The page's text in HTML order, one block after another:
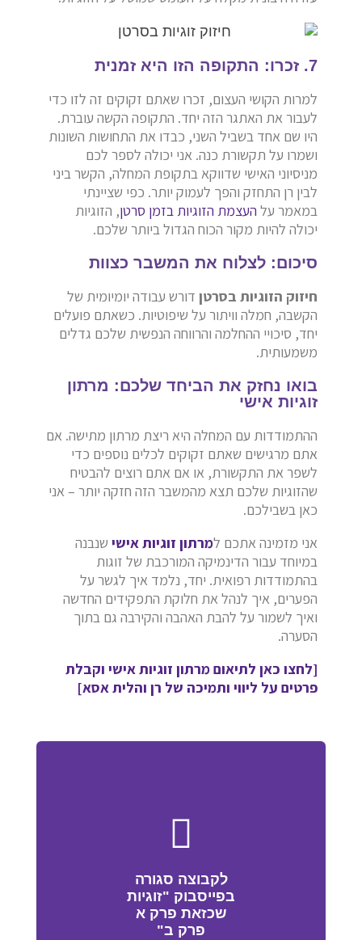
7. זכרו: התקופה הזו היא זמנית
למרות הקושי העצום, זכרו שאתם זקוקים זה לזו כדי
לעבור את האתגר הזה יחד. התקופה הקשה עוברת.
היו שם אחד בשביל השני, כבדו את התחושות השונות
ושמרו על תקשורת כנה. אני יכולה לספר לכם
מניסיוני האישי שדווקא בתקופת המחלה, הקשר ביני
לבין רן התחזק והפך לעמוק יותר. כפי שציינתי
במאמר עלהעצמת הזוגיות בזמן סרטן, הזוגיות
יכולה להיות מקור הכוח הגדול ביותר שלכם.
סיכום: לצלוח את המשבר כצוות
חיזוק הזוגיות בסרטן דורש עבודה יומיומית של
הקשבה, חמלה וויתור על שיפוטיות. כשאתם פועלים
יחד, סיכויי ההחלמה והרווחה הנפשית שלכם גדלים
משמעותית.
בואו נחזק את הביחד שלכם: מרתון
זוגיות אישי
ההתמודדות עם המחלה היא ריצת מרתון מתישה. אם
אתם מרגישים שאתם זקוקים לכלים נוספים כדי
לשפר את התקשורת, או אם אתם רוצים להבטיח
שהזוגיות שלכם תצא מהמשבר הזה חזקה יותר – אני
כאן בשבילכם.
אני מזמינה אתכם למרתון זוגיות אישישנבנה
במיוחד עבור הדינמיקה המורכבת של זוגות
בהתמודדות רפואית. יחד, נלמד איך לגשר על
הפערים, איך לנהל את חלוקת התפקידים החדשה
ואיך לשמור על להבת האהבה והקירבה גם בתוך
הסערה.
[לחצו כאן לתיאום מרתון זוגיות אישי וקבלת
פרטים על ליווי ותמיכה של רן והלית אסא]
לקבוצה סגורה
בפייסבוק "זוגיות
שכזאת פרק א
פרק ב"